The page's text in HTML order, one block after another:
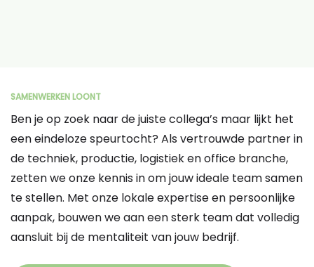
SAMENWERKEN LOONT
Ben je op zoek naar de juiste collega’s maar lijkt het
een eindeloze speurtocht? Als vertrouwde partner in
de techniek, productie, logistiek en office branche,
zetten we onze kennis in om jouw ideale team samen
te stellen. Met onze lokale expertise en persoonlijke
aanpak, bouwen we aan een sterk team dat volledig
aansluit bij de mentaliteit van jouw bedrijf.